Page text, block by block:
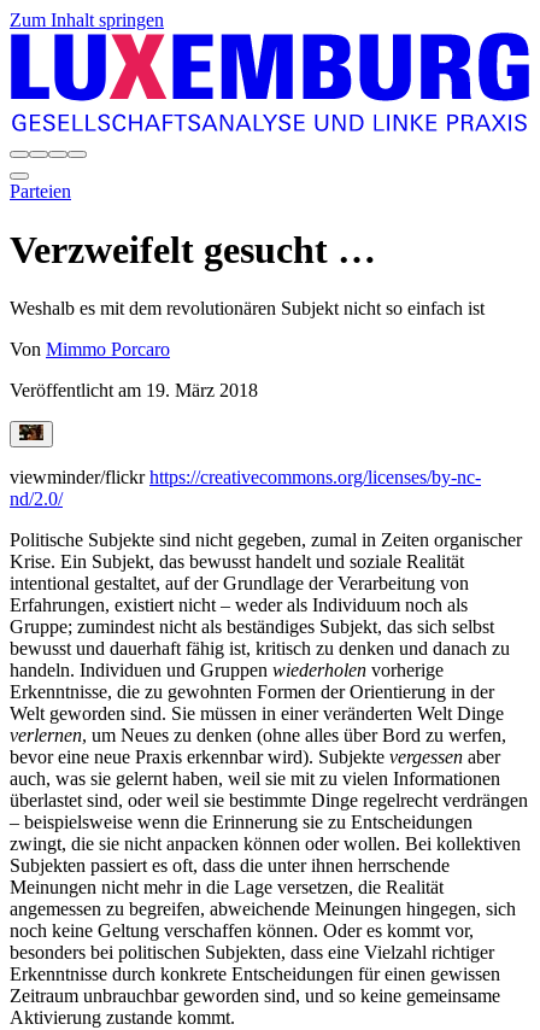
Zum Inhalt springen
Parteien
Verzweifelt gesucht …
Weshalb es mit dem revolutionären Subjekt nicht so einfach ist
Von Mimmo Porcaro
Veröffentlicht am 19. März 2018
viewminder/flickrhttps://creativecommons.org/licenses/by-nc-
nd/2.0/
Politische Subjekte sind nicht gegeben, zumal in Zeiten organischer
Krise. Ein Subjekt, das bewusst handelt und soziale Realität
intentional gestaltet, auf der Grundlage der Verarbeitung von
Erfahrungen, existiert nicht – weder als Individuum noch als
Gruppe; zumindest nicht als beständiges Subjekt, das sich selbst
bewusst und dauerhaft fähig ist, kritisch zu denken und danach zu
handeln. Individuen und Gruppen wiederholen vorherige
Erkenntnisse, die zu gewohnten Formen der Orientierung in der
Welt geworden sind. Sie müssen in einer veränderten Welt Dinge
verlernen, um Neues zu denken (ohne alles über Bord zu werfen,
bevor eine neue Praxis erkennbar wird). Subjekte vergessen aber
auch, was sie gelernt haben, weil sie mit zu vielen Informationen
überlastet sind, oder weil sie bestimmte Dinge regelrecht verdrängen
– beispielsweise wenn die Erinnerung sie zu Entscheidungen
zwingt, die sie nicht anpacken können oder wollen. Bei kollektiven
Subjekten passiert es oft, dass die unter ihnen herrschende
Meinungen nicht mehr in die Lage versetzen, die Realität
angemessen zu begreifen, abweichende Meinungen hingegen, sich
noch keine Geltung verschaffen können. Oder es kommt vor,
besonders bei politischen Subjekten, dass eine Vielzahl richtiger
Erkenntnisse durch konkrete Entscheidungen für einen gewissen
Zeitraum unbrauchbar geworden sind, und so keine gemeinsame
Aktivierung zustande kommt.